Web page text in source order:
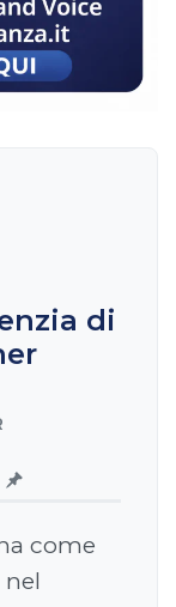
di
come
nel